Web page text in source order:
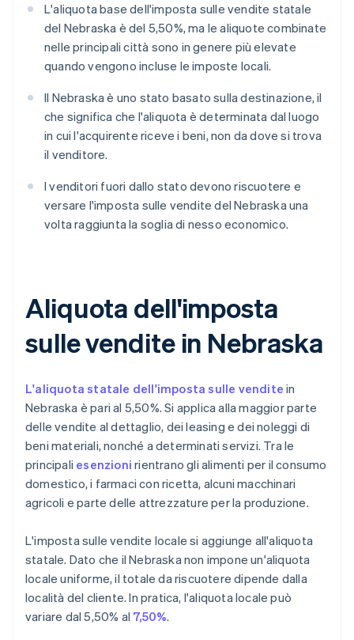
L'aliquota base dell'imposta sulle vendite statale
del Nebraska è del 5,50%, ma le aliquote combinate
nelle principali città sono in genere più elevate
quando vengono incluse le imposte locali.
Il Nebraska è uno stato basato sulla destinazione, il
che significa che l'aliquota è determinata dal luogo
in cui l'acquirente riceve i beni, non da dove si trova
il venditore.
I venditori fuori dallo stato devono riscuotere e
versare l'imposta sulle vendite del Nebraska una
volta raggiunta la soglia di nesso economico.
Aliquota dell'imposta
sulle vendite in Nebraska
L'aliquota statale dell'imposta sulle vendite in
Nebraska è pari al 5,50%. Si applica alla maggior parte
delle vendite al dettaglio, dei leasing e dei noleggi di
beni materiali, nonché a determinati servizi. Tra le
principali esenzioni rientrano gli alimenti per il consumo
domestico, i farmaci con ricetta, alcuni macchinari
agricoli e parte delle attrezzature per la produzione.
L'imposta sulle vendite locale si aggiunge all'aliquota
statale. Dato che il Nebraska non impone un'aliquota
locale uniforme, il totale da riscuotere dipende dalla
località del cliente. In pratica, l'aliquota locale può
variare dal 5,50% al 7,50%.